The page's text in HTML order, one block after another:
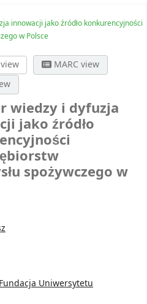
innowacji jako źródło konkurencyjności
w Polsce
MARC view
wiedzy i dyfuzja
jako źródło
spożywczego w
Uniwersytetu